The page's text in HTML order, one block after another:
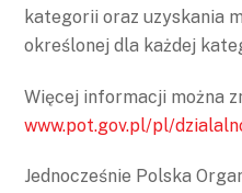
kategorii oraz uzyskania
określonej dla każdej
Więcej informacji można
www.pot.gov.pl/pl/
Jednocześnie Polska